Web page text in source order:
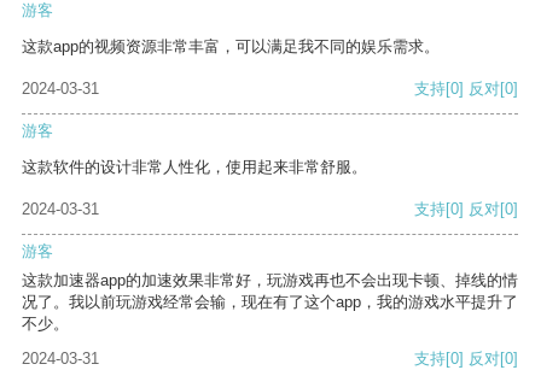
游客
这款app的视频资源非常丰富，可以满足我不同的娱乐需求。
2024-03-31 支持[0] 反对[0]
游客
这款软件的设计非常人性化，使用起来非常舒服。
2024-03-31 支持[0] 反对[0]
游客
这款加速器app的加速效果非常好，玩游戏再也不会出现卡顿、掉线的情
况了。我以前玩游戏经常会输，现在有了这个app，我的游戏水平提升了
不少。
2024-03-31
支持[0] 反对[0]